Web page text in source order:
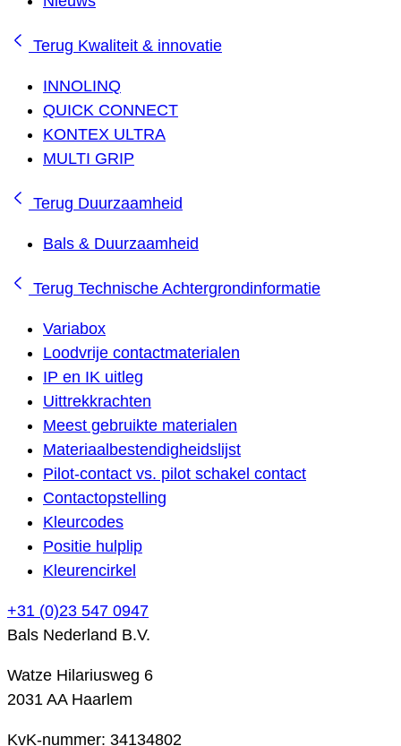
Terug Kwaliteit & innovatie
INNOLINQ
QUICK CONNECT
KONTEX ULTRA
MULTI GRIP
Terug Duurzaamheid
Bals & Duurzaamheid
Terug Technische Achtergrondinformatie
Variabox
Loodvrije contactmaterialen
IP en IK uitleg
Uittrekkrachten
Meest gebruikte materialen
Materiaalbestendigheidslijst
Pilot-contact vs. pilot schakel contact
Contactopstelling
Kleurcodes
Positie hulplip
Kleurencirkel
+31 (0)23 547 0947
Bals Nederland B.V.
Watze Hilariusweg 6
2031 AA Haarlem
KvK-nummer: 34134802